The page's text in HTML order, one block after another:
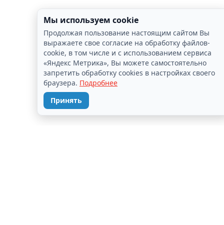
Мы используем cookie
Продолжая пользование настоящим сайтом Вы
выражаете свое согласие на обработку файлов-
cookie, в том числе и с использованием сервиса
«Яндекс Метрика», Вы можете самостоятельно
запретить обработку cookies в настройках своего
браузера. Подробнее
Принять